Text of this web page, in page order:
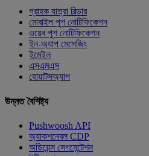
গ্রাহক যাত্রা বিল্ডার
মোবাইল পুশ নোটিফিকেশন
ওয়েব পুশ নোটিফিকেশন
ইন-অ্যাপ মেসেজিং
ইমেইল
এসএমএস
হোয়াটসঅ্যাপ
উন্নত বৈশিষ্ট্য
Pushwoosh API
অ্যাকশনেবল CDP
অডিয়েন্স সেগমেন্টেশন